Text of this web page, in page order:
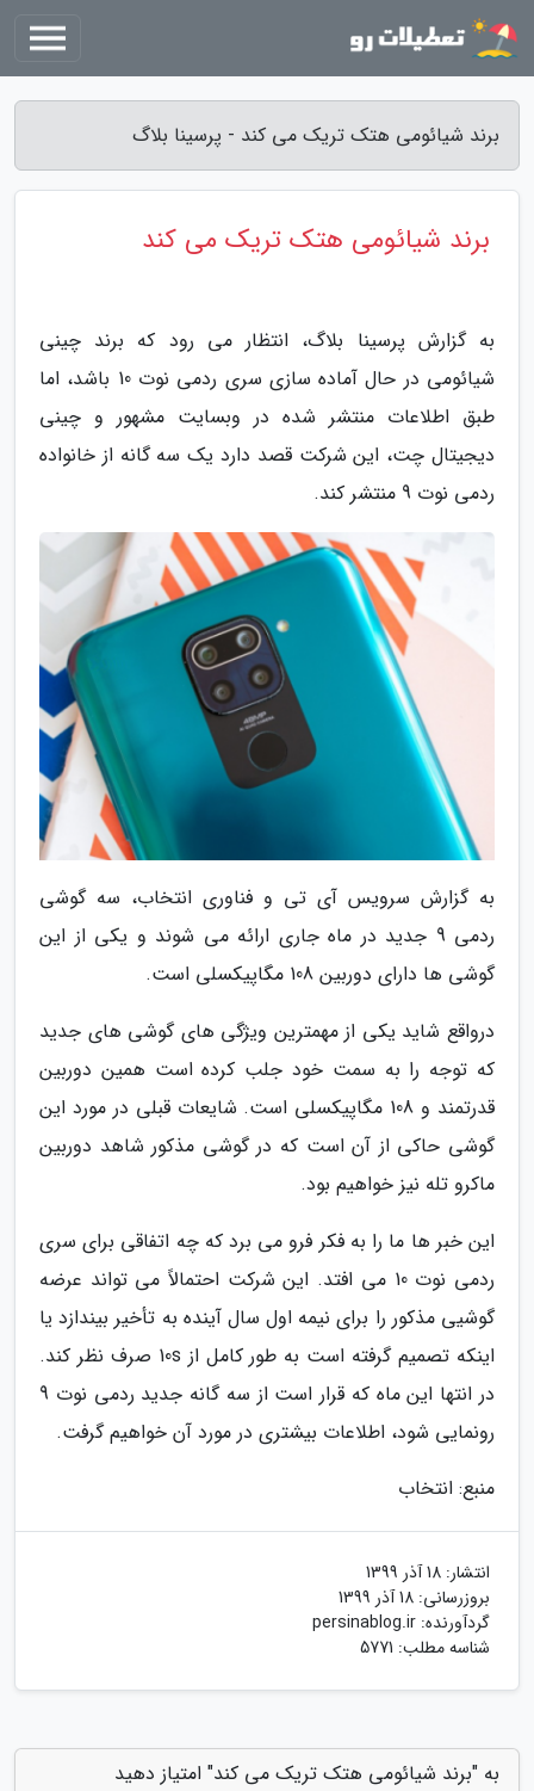
برند شیائومی هتک تریک می کند - پرسینا بلاگ
برند شیائومی هتک تریک می کند
به گزارش پرسینا بلاگ، انتظار می رود که برند چینی
شیائومی در حال آماده سازی سری ردمی نوت 10 باشد، اما
طبق اطلاعات منتشر شده در وبسایت مشهور و چینی
دیجیتال چت، این شرکت قصد دارد یک سه گانه از خانواده
ردمی نوت 9 منتشر کند.
به گزارش سرویس آی تی و فناوری انتخاب، سه گوشی
ردمی 9 جدید در ماه جاری ارائه می شوند و یکی از این
گوشی ها دارای دوربین 108 مگاپیکسلی است.
درواقع شاید یکی از مهمترین ویژگی های گوشی های جدید
که توجه را به سمت خود جلب کرده است همین دوربین
قدرتمند و 108 مگاپیکسلی است. شایعات قبلی در مورد این
گوشی حاکی از آن است که در گوشی مذکور شاهد دوربین
ماکرو تله نیز خواهیم بود.
این خبر ها ما را به فکر فرو می برد که چه اتفاقی برای سری
ردمی نوت 10 می افتد. این شرکت احتمالاً می تواند عرضه
گوشیی مذکور را برای نیمه اول سال آینده به تأخیر بیندازد یا
اینکه تصمیم گرفته است به طور کامل از 10s صرف نظر کند.
در انتها این ماه که قرار است از سه گانه جدید ردمی نوت 9
رونمایی شود، اطلاعات بیشتری در مورد آن خواهیم گرفت.
منبع: انتخاب
انتشار: 18 آذر 1399
بروزرسانی: 18 آذر 1399
گردآورنده: persinablog.ir
شناسه مطلب: 5771
به "برند شیائومی هتک تریک می کند" امتیاز دهید